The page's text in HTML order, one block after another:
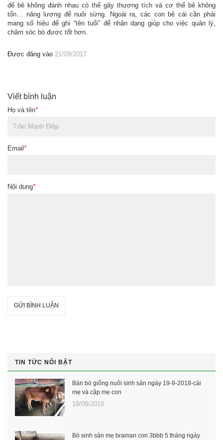
để bê không đánh nhau có thể gây thương tích và cơ thể bê không
tốn… năng lượng để nuôi sừng. Ngoài ra, các con bê cái cần phải
mang số hiệu để ghi “tên tuổi” để nhận dạng giúp cho việc quản lý,
chăm sóc bò được tốt hơn.
Được đăng vào 21/09/2017
Viết bình luận
Họ và tên*
Email *
Nội dung*
GỬI BÌNH LUẬN
TIN TỨC NỔI BẬT
Bán bò giống nuôi sinh sản ngày 19-9-2018-cái
mẹ và cặp mẹ con
19/09/2018
Bò sinh sản mẹ braman con 3bbb 5 tháng ngày